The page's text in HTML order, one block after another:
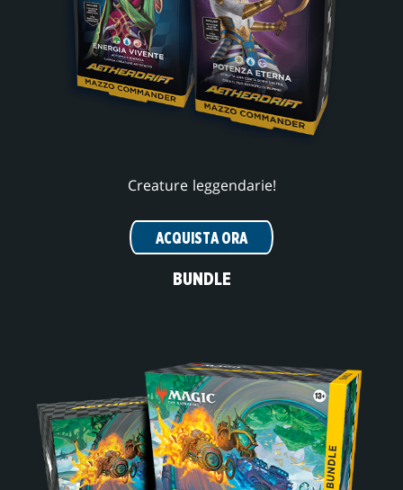
Creature leggendarie!
ACQUISTA ORA
BUNDLE